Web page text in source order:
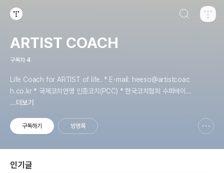
ARTIST COACH
구독자 4
Life Coach for ARTIST of life. * E-mail: heeso@artistcoac
h.co.kr * 국제코치연맹 인증코치(PCC) * 한국코치협회 수퍼바이저
코치(KSC) * 연세대학교 상담코칭학 석사 전공
...더보기
구독하기 방명록
인기글